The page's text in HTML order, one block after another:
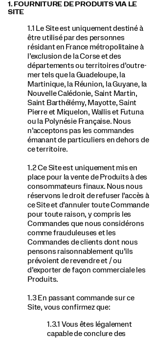
1. FOURNITURE DE PRODUITS VIA LE
SITE
1.1 Le Site est uniquement destiné à
être utilisé par des personnes
résidant en France métropolitaine à
l’exclusion de la Corse et des
départements ou territoires d’outre-
mer tels que la Guadeloupe, la
Martinique, la Réunion, la Guyane, la
Nouvelle Calédonie, Saint Martin,
Saint Barthélémy, Mayotte, Saint
Pierre et Miquelon, Wallis et Futuna
ou la Polynésie Française. Nous
n’acceptons pas les commandes
émanant de particuliers en dehors de
ce territoire.
1.2 Ce Site est uniquement mis en
place pour la vente de Produits à des
consommateurs finaux. Nous nous
réservons le droit de refuser l’accès à
ce Site et d’annuler toute Commande
pour toute raison, y compris les
Commandes que nous considérons
comme frauduleuses et les
Commandes de clients dont nous
pensons raisonnablement qu’ils
prévoient de revendre et / ou
d’exporter de façon commerciale les
Produits.
1.3 En passant commande sur ce
Site, vous confirmez que:
1.3.1 Vous êtes légalement
capable de conclure des